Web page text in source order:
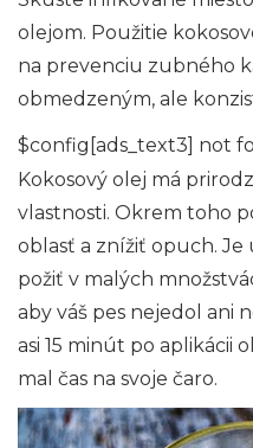
olejom. Použitie
na prevenciu zubného
obmedzeným, ale
$config[ads_text3] not
Kokosový olej má
vlastnosti. Okrem toho
oblasť a znížiť opuch.
požiť v malých
aby váš pes nejedol ani
asi 15 minút po aplikácii
mal čas na svoje čaro.